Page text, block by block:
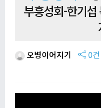
부흥성회-한기
오병이어지기 0건